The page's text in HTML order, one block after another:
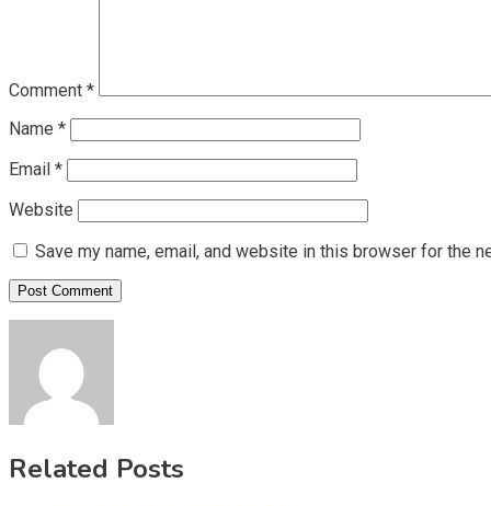
Comment *
Name *
Email *
Website
Save my name, email, and website in this browser for the
Related Posts